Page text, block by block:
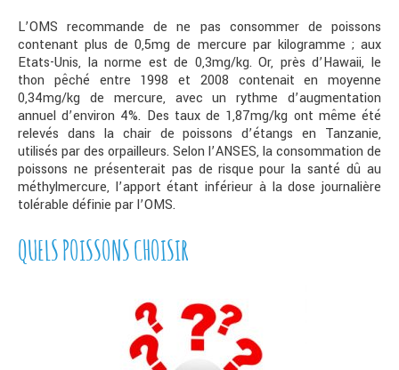
L’OMS recommande de ne pas consommer de poissons
contenant plus de 0,5mg de mercure par kilogramme ; aux
Etats-Unis, la norme est de 0,3mg/kg. Or, près d’Hawaii, le
thon pêché entre 1998 et 2008 contenait en moyenne
0,34mg/kg de mercure, avec un rythme d’augmentation
annuel d’environ 4%. Des taux de 1,87mg/kg ont même été
relevés dans la chair de poissons d’étangs en Tanzanie,
utilisés par des orpailleurs. Selon l’ANSES, la consommation de
poissons ne présenterait pas de risque pour la santé dû au
méthylmercure, l’apport étant inférieur à la dose journalière
tolérable définie par l’OMS.
QUELS POISSONS CHOISIR